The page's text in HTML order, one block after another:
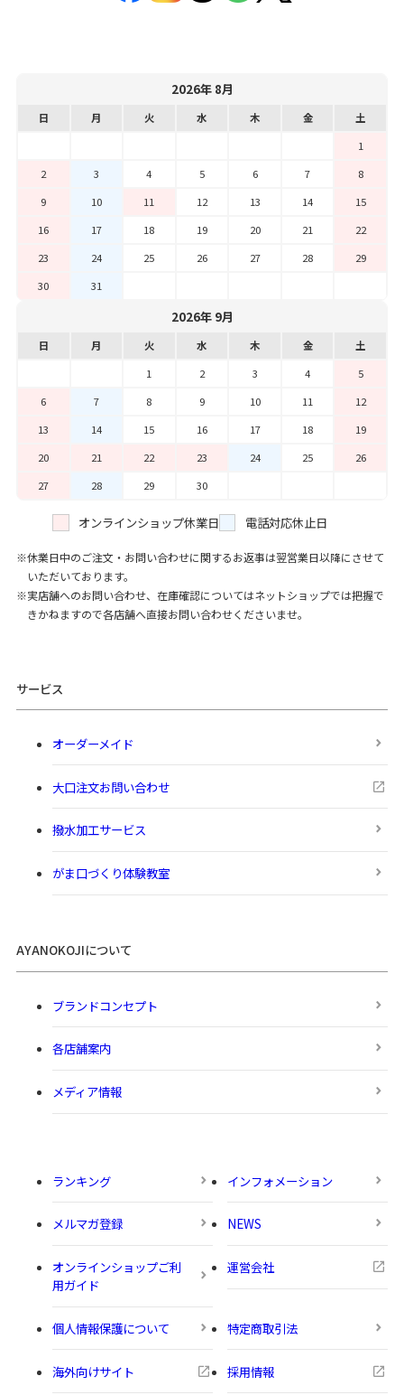
2026年 8月
日 月 火 水 木 金
土
1
2
3 4 5 6 7
8
9
10 11 12 13 14
15
16
17 18 19 20 21
22
23
24 25 26 27 28
29
30
31
2026年 9月
日 月 火 水 木 金
土
1
2 3 4
5
6
7 8 9 10 11
12
13
14 15 16 17 18
19
20
21 22 23 24 25
26
27
28 29 30
オンラインショップ休業日 電話対応休止日
休業日中のご注文・お問い合わせに関するお返事は翌営業日以降にさせて
いただいております。
実店舗へのお問い合わせ、在庫確認についてはネットショップでは把握で
きかねますので各店舗へ直接お問い合わせくださいませ。
サービス
オーダーメイド
大口注文お問い合わせ
撥水加工サービス
がま口づくり体験教室
AYANOKOJIについて
ブランドコンセプト
各店舗案内
メディア情報
ランキング インフォメーション
メルマガ登録 NEWS
オンラインショップご利
用ガイド
運営会社
個人情報保護について 特定商取引法
海外向けサイト 採用情報